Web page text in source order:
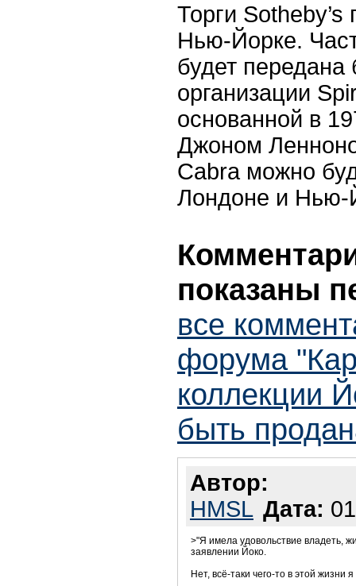
Торги
Нью-Йорке.
будет передана
организации
основанной в
Джоном
Cabra можно
Лондоне и Нью-
показаны
все
форума
коллекции
быть
Автор:
HMSL Дата:
>"Я имела удовольствие владеть,
заявлении Йоко.
Нет, всё-таки чего-то в этой жизни